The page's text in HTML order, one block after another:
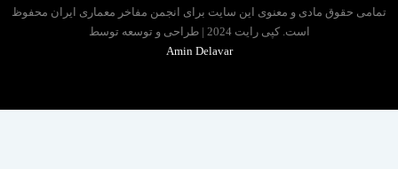
حقوق مادی و معنوی این سایت برای انجمن مفاخر معماری ایران محفوظ
است. کپی رایت 2024 | طراحی و توسعه توسط
Amin Delavar